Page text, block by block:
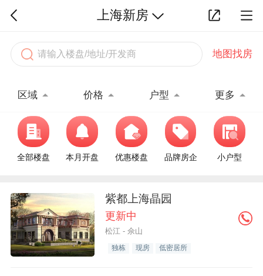
上海新房
地图找房
区域 价格 户型 更多
全部楼盘 本月开盘 优惠楼盘 品牌房企 小户型
紫都上海晶园
更新中
松江 - 佘山
独栋 现房 低密居所